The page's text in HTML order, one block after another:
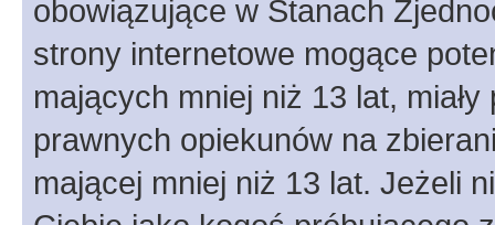
obowiązujące w Stanach
strony internetowe mogące
mających mniej niż 13 lat,
prawnych opiekunów na
mającej mniej niż 13 lat. Jeżeli